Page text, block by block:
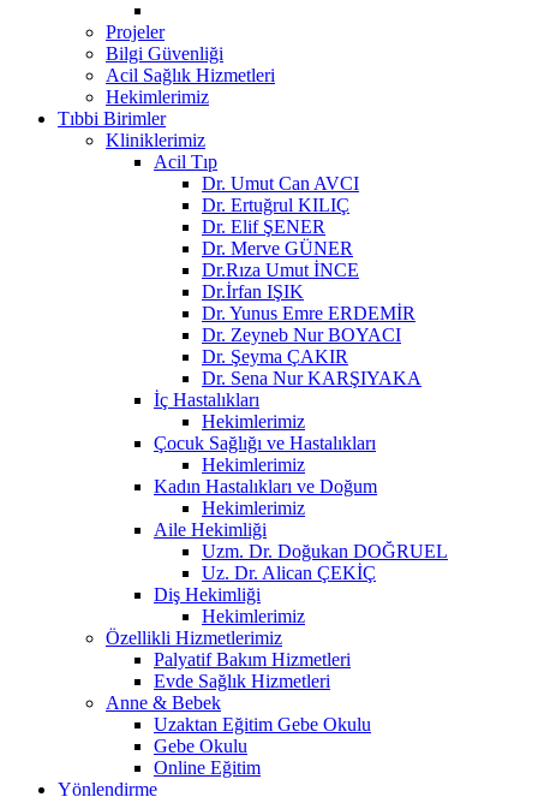
Projeler
Bilgi Güvenliği
Acil Sağlık Hizmetleri
Hekimlerimiz
Tıbbi Birimler
Kliniklerimiz
Acil Tıp
Dr. Umut Can AVCI
Dr. Ertuğrul KILIÇ
Dr. Elif ŞENER
Dr. Merve GÜNER
Dr.Rıza Umut İNCE
Dr.İrfan IŞIK
Dr. Yunus Emre ERDEMİR
Dr. Zeyneb Nur BOYACI
Dr. Şeyma ÇAKIR
Dr. Sena Nur KARŞIYAKA
İç Hastalıkları
Hekimlerimiz
Çocuk Sağlığı ve Hastalıkları
Hekimlerimiz
Kadın Hastalıkları ve Doğum
Hekimlerimiz
Aile Hekimliği
Uzm. Dr. Doğukan DOĞRUEL
Uz. Dr. Alican ÇEKİÇ
Diş Hekimliği
Hekimlerimiz
Özellikli Hizmetlerimiz
Palyatif Bakım Hizmetleri
Evde Sağlık Hizmetleri
Anne & Bebek
Uzaktan Eğitim Gebe Okulu
Gebe Okulu
Online Eğitim
Yönlendirme